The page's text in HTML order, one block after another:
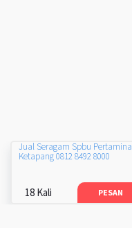
Jual Seragam Spbu Pertamina
Ketapang 0812 8492 8000
18 Kali PESAN